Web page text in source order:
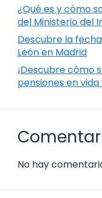
¿Qué es y cómo
del Ministerio del
Descubre la
León en Madrid
¡Descubre cómo
pensiones en
No hay